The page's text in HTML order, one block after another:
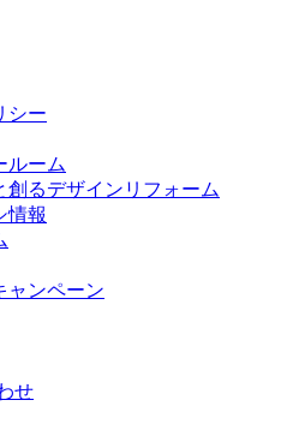
シー
ルーム
創るデザインリフォーム
情報
ャンペーン
せ